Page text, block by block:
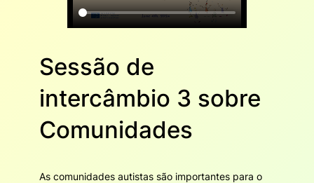
Sessão de
intercâmbio 3 sobre
Comunidades
As comunidades autistas são importantes para o